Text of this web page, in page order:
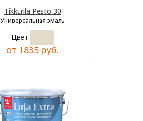
Tikkurila Pesto 30
Универсальная эмаль
Цвет:
от 1835 руб.